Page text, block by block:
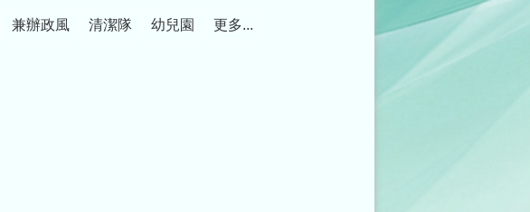
兼辦政風 清潔隊 幼兒園 更多...